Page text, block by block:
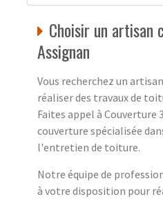
Choisir un artisan
Assignan
Vous recherchez un
réaliser des travaux de
Faites appel à Couverture
couverture spécialisée
l'entretien de toiture.
Notre équipe de
à votre disposition pour